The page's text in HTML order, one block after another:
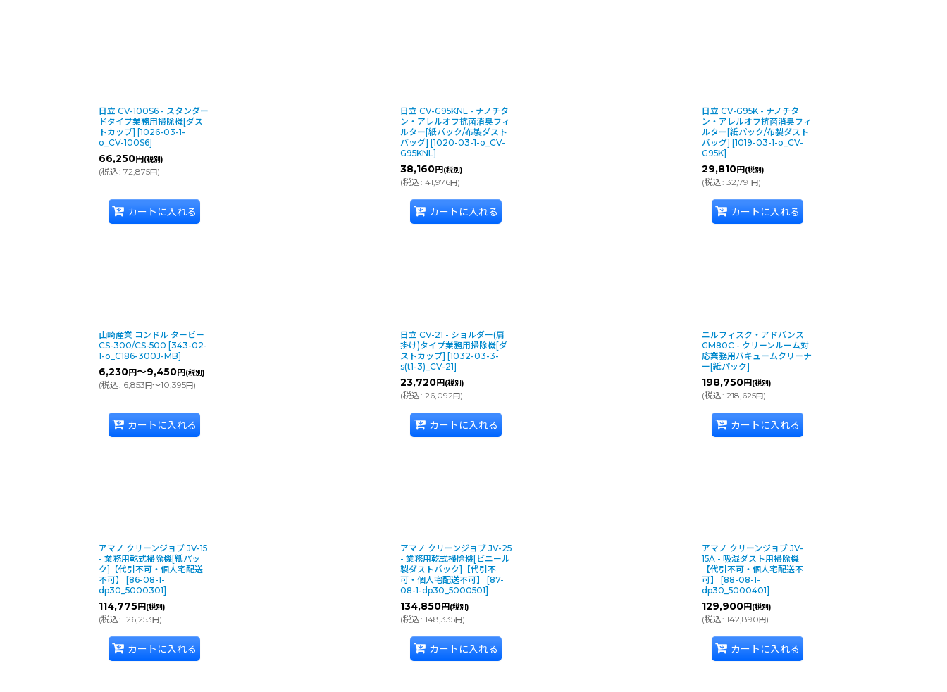
日立 CV-100S6 - スタンダー
ドタイプ業務用掃除機[ダス
トカップ] [1026-03-1-
o_CV-100S6]
66,250円(税別)
(税込: 72,875円)
カートに入れる
日立 CV-G95KNL - ナノチタ
ン・アレルオフ抗菌消臭フィ
ルター[紙パック/布製ダスト
バッグ] [1020-03-1-o_CV-
G95KNL]
38,160円(税別)
(税込: 41,976円)
カートに入れる
日立 CV-G95K - ナノチタ
ン・アレルオフ抗菌消臭フィ
ルター[紙パック/布製ダスト
バッグ] [1019-03-1-o_CV-
G95K]
29,810円(税別)
(税込: 32,791円)
カートに入れる
山崎産業 コンドル タービー
CS-300/CS-500 [343-02-
1-o_C186-300J-MB]
6,230円～9,450円(税別)
(税込: 6,853円～10,395円)
カートに入れる
日立 CV-21 - ショルダー(肩
掛け)タイプ業務用掃除機[ダ
ストカップ] [1032-03-3-
s(t1-3)_CV-21]
23,720円(税別)
(税込: 26,092円)
カートに入れる
ニルフィスク・アドバンス
GM80C - クリーンルーム対
応業務用バキュームクリーナ
ー[紙パック]
198,750円(税別)
(税込: 218,625円)
カートに入れる
アマノ クリーンジョブ JV-15
- 業務用乾式掃除機[紙パッ
ク]【代引不可・個人宅配送
不可】
[86-08-1-
dp30_5000301]
114,775円(税別)
(税込: 126,253円)
カートに入れる
アマノ クリーンジョブ JV-25
- 業務用乾式掃除機[ビニール
製ダストパック]【代引不
可・個人宅配送不可】
[87-
08-1-dp30_5000501]
134,850円(税別)
(税込: 148,335円)
カートに入れる
アマノ クリーンジョブ JV-
15A - 吸湿ダスト用掃除機
【代引不可・個人宅配送不
可】
[88-08-1-
dp30_5000401]
129,900円(税別)
(税込: 142,890円)
カートに入れる